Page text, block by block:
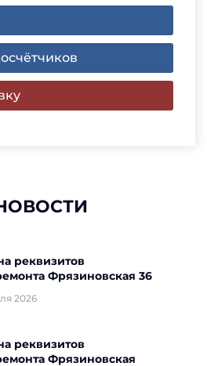
реквизитов
Фрязиновская 36
2026
реквизитов
Фрязиновская